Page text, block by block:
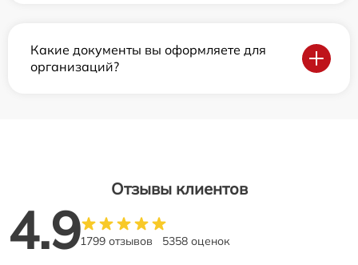
Какие документы вы оформляете для
организаций?
Отзывы клиентов
4.91799 отзывов 5358 оценок